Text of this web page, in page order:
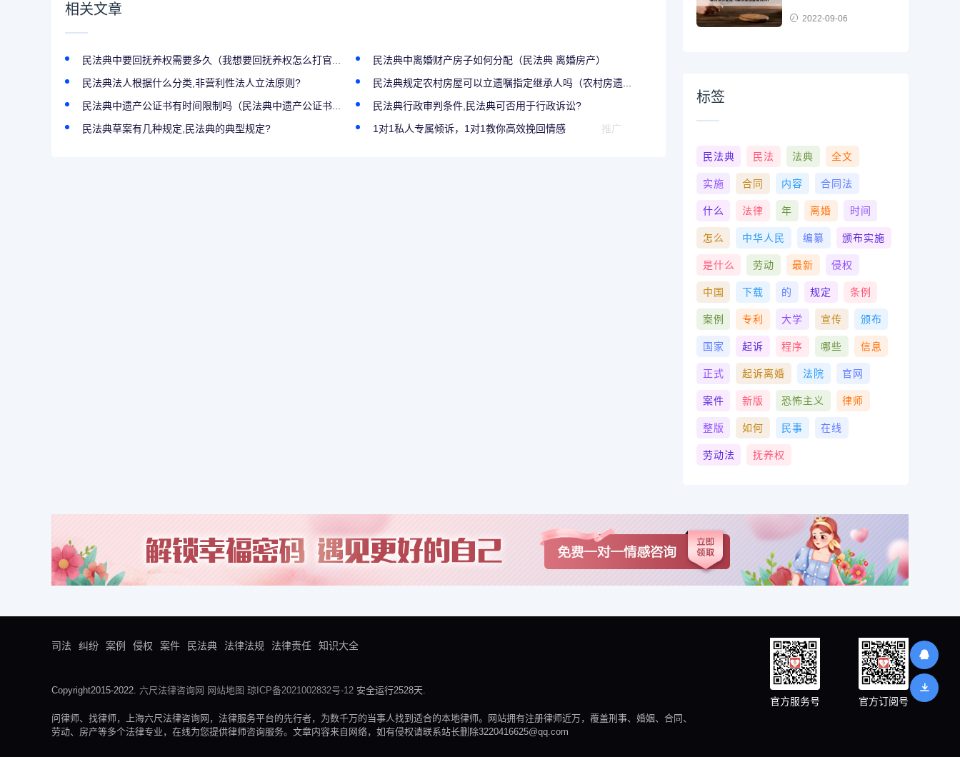
相关文章
民法典中要回抚养权需要多久（我想要回抚养权怎么打官...
民法典中离婚财产房子如何分配（民法典 离婚房产）
民法典法人根据什么分类,非营利性法人立法原则?
民法典规定农村房屋可以立遗嘱指定继承人吗（农村房遗...
民法典中遗产公证书有时间限制吗（民法典中遗产公证书...
民法典行政审判条件,民法典可否用于行政诉讼?
民法典草案有几种规定,民法典的典型规定?
1对1私人专属倾诉，1对1教你高效挽回情感 推广
2022-09-06
标签
民法典 民法 法典 全文
实施 合同 内容 合同法
什么 法律 年 离婚 时间
怎么 中华人民 编纂 颁布实施
是什么 劳动 最新 侵权
中国 下载 的 规定 条例
案例 专利 大学 宣传 颁布
国家 起诉 程序 哪些 信息
正式 起诉离婚 法院 官网
案件 新版 恐怖主义 律师
整版 如何 民事 在线
劳动法 抚养权
官方服务号 官方订阅号
司法 纠纷 案例 侵权 案件 民法典 法律法规 法律责任 知识大全
Copyright2015-2022. 六尺法律咨询网 网站地图 琼ICP备2021002832号-12 安全运行2528天.
问律师、找律师，上海六尺法律咨询网，法律服务平台的先行者，为数千万的当事人找到适合的本地律师。网站拥有注册律师近万，覆盖刑事、婚姻、合同、
劳动、房产等多个法律专业，在线为您提供律师咨询服务。文章内容来自网络，如有侵权请联系站长删除3220416625@qq.com